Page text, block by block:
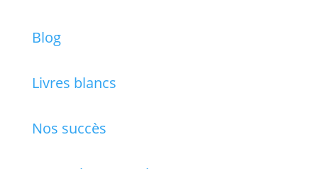
Blog
Livres blancs
Nos succès